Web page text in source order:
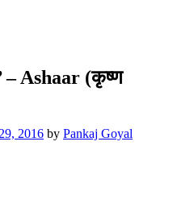
Ashaar (कृष्ण
2016 by Pankaj Goyal